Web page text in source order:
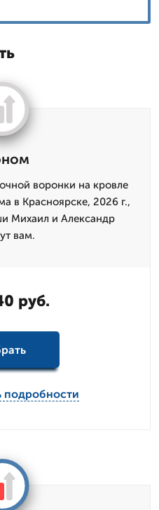
воронки на кровле
в Красноярске, 2026 г.,
Михаил и Александр
вам.
руб.
подробности